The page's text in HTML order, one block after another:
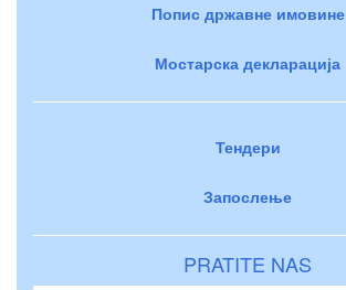
Попис државне имовине
Мостарска декларација
Тендери
Запослење
PRATITE NAS